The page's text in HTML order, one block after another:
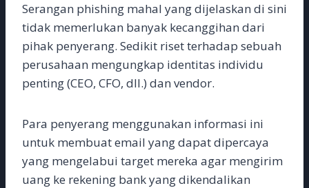
Serangan phishing mahal yang dijelaskan di sini
tidak memerlukan banyak kecanggihan dari
pihak penyerang. Sedikit riset terhadap sebuah
perusahaan mengungkap identitas individu
penting (CEO, CFO, dll.) dan vendor.
Para penyerang menggunakan informasi ini
untuk membuat email yang dapat dipercaya
yang mengelabui target mereka agar mengirim
uang ke rekening bank yang dikendalikan